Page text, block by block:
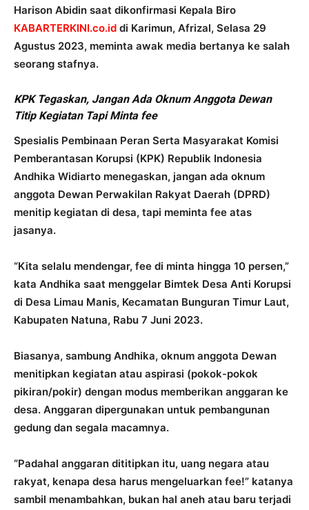
Harison Abidin saat dikonfirmasi Kepala Biro
KABARTERKINI.co.id di Karimun, Afrizal, Selasa 29
Agustus 2023, meminta awak media bertanya ke salah
seorang stafnya.
KPK Tegaskan, Jangan Ada Oknum Anggota Dewan
Titip Kegiatan Tapi Minta fee
Spesialis Pembinaan Peran Serta Masyarakat Komisi
Pemberantasan Korupsi (KPK) Republik Indonesia
Andhika Widiarto menegaskan, jangan ada oknum
anggota Dewan Perwakilan Rakyat Daerah (DPRD)
menitip kegiatan di desa, tapi meminta fee atas
jasanya.
“Kita selalu mendengar, fee di minta hingga 10 persen,”
kata Andhika saat menggelar Bimtek Desa Anti Korupsi
di Desa Limau Manis, Kecamatan Bunguran Timur Laut,
Kabupaten Natuna, Rabu 7 Juni 2023.
Biasanya, sambung Andhika, oknum anggota Dewan
menitipkan kegiatan atau aspirasi (pokok-pokok
pikiran/pokir) dengan modus memberikan anggaran ke
desa. Anggaran dipergunakan untuk pembangunan
gedung dan segala macamnya.
“Padahal anggaran dititipkan itu, uang negara atau
rakyat, kenapa desa harus mengeluarkan fee!” katanya
sambil menambahkan, bukan hal aneh atau baru terjadi